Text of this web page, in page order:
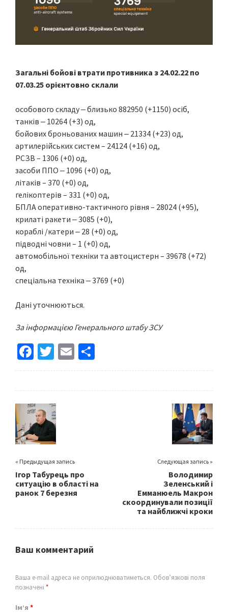
Загальні бойові втрати противника з 24.02.22 по
07.03.25 орієнтовно склали
особового складу ‒ близько 882950 (+1150) осіб,
танків ‒ 10264 (+3) од,
бойових броньованих машин ‒ 21334 (+23) од,
артилерійських систем – 24124 (+16) од,
РСЗВ – 1306 (+0) од,
засоби ППО ‒ 1096 (+0) од,
літаків – 370 (+0) од,
гелікоптерів – 331 (+0) од,
БПЛА оперативно-тактичного рівня – 28024 (+95),
крилаті ракети ‒ 3085 (+0),
кораблі /катери ‒ 28 (+0) од,
підводні човни – 1 (+0) од,
автомобільної техніки та автоцистерн – 39678 (+72)
од,
спеціальна техніка ‒ 3769 (+0)
Дані уточнюються.
За інформацією Генерального штабу ЗСУ
Fa
ce
o
o
k
T
wi
er
E
m h
« Предыдущая запись
Ігор Табурець про
ситуацію в області на
ранок 7 березня
Следующая запись »
Володимир
Зеленський і
Емманюель Макрон
скоординували позиції
та найближчі кроки
Ваш комментарий
Ваша e-mail адреса не оприлюднюватиметься. Обов’язкові поля
позначені *
Ім’я *